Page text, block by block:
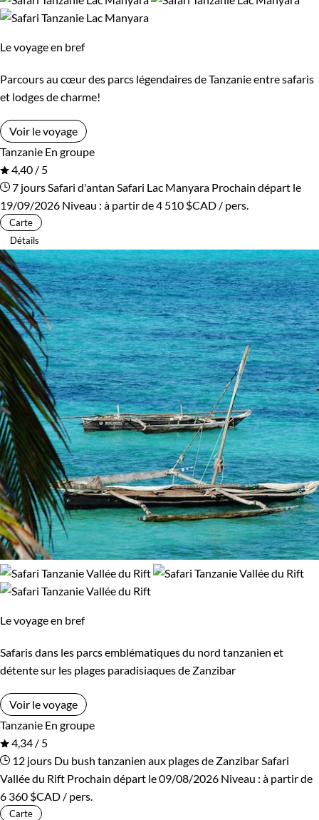
Les 10/13 ans Les 14/16 ans
Confort
Bivouac, sous tente
Supérieur
Itinérance
Itinérant
Environnement
Bord de mer et îles Brousse et Savane
Forêts, collines, rivières et lacs
Le voyage en bref
Parcours au cœur des parcs légendaires de Tanzanie entre safaris
et lodges de charme!
Voir le voyage
Tanzanie En groupe
4,40 / 5
7 jours Safari d'antan Safari Lac Manyara Prochain départ le
19/09/2026 Niveau : à partir de4 510 $CAD / pers.
Carte
Détails
Le voyage en bref
Safaris dans les parcs emblématiques du nord tanzanien et
détente sur les plages paradisiaques de Zanzibar
Voir le voyage
Tanzanie En groupe
4,34 / 5
12 jours Du bush tanzanien aux plages de Zanzibar Safari
Vallée du Rift Prochain départ le 09/08/2026 Niveau : à partir de
6 360 $CAD / pers.
Carte